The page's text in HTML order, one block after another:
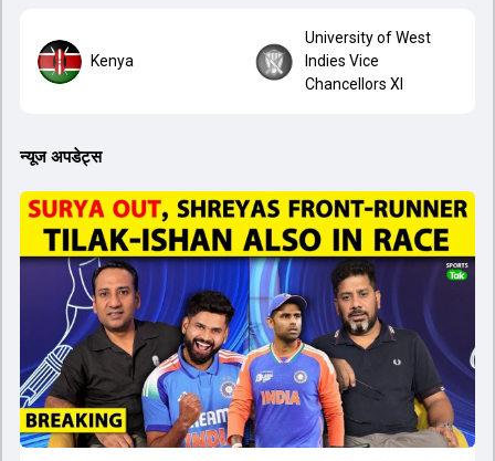
Kenya
University of West
Indies Vice
Chancellors XI
न्यूज अपडेट्स